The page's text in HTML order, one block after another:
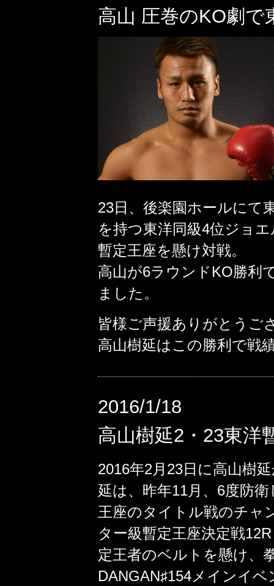
高山 圧巻のKO劇で
23日、後楽園ホールにて
を持つ東洋同級4位ジョ
暫定王座を懸け対戦。
高山が6ラウンドKO勝利
ました。
皆様ご声援ありがとうご
高山樹延はこの勝利で戦
2016/1/18
高山樹延2・23東洋
2016年2月23日に高山樹
延は、昨年11月、6度防
王座のタイトル戦のチャ
ター級暫定王座決定戦
定王者のベルトを懸け、
DANGAN♯154メインイ